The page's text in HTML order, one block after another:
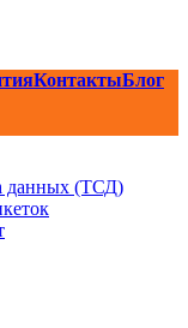
КонтактыБлог
(ТСД)